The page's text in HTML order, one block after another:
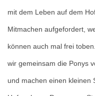
mit dem Leben auf dem
Mitmachen aufgefordert,
können auch mal frei
wir gemeinsam die Ponys
und machen einen kleinen